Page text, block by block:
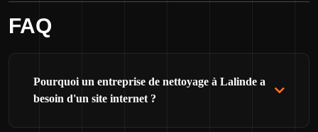
FAQ
Pourquoi un entreprise de nettoyage à Lalinde a
besoin d'un site internet ?